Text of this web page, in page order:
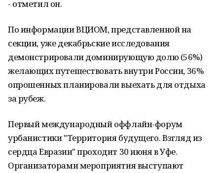
- отметил он.
По информации ВЦИОМ, представленной на
секции, уже декабрьские исследования
демонстрировали доминирующую долю (56%)
желающих путешествовать внутри России, 36%
опрошенных планировали выехать для отдыха
за рубеж.
Первый международный оффлайн-форум
урбанистики "Территория будущего. Взгляд из
сердца Евразии" проходит 30 июня в Уфе.
Организаторами мероприятия выступают